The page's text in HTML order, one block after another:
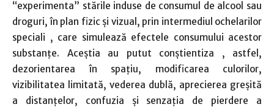
“experimenta” stările induse de consumul de alcool sau
droguri, în plan fizic și vizual, prin intermediul ochelarilor
speciali , care simulează efectele consumului acestor
substanțe. Aceștia au putut conștientiza , astfel,
dezorientarea în spaţiu, modificarea culorilor,
vizibilitatea limitată, vederea dublă, aprecierea greşită
a distanţelor, confuzia şi senzaţia de pierdere a